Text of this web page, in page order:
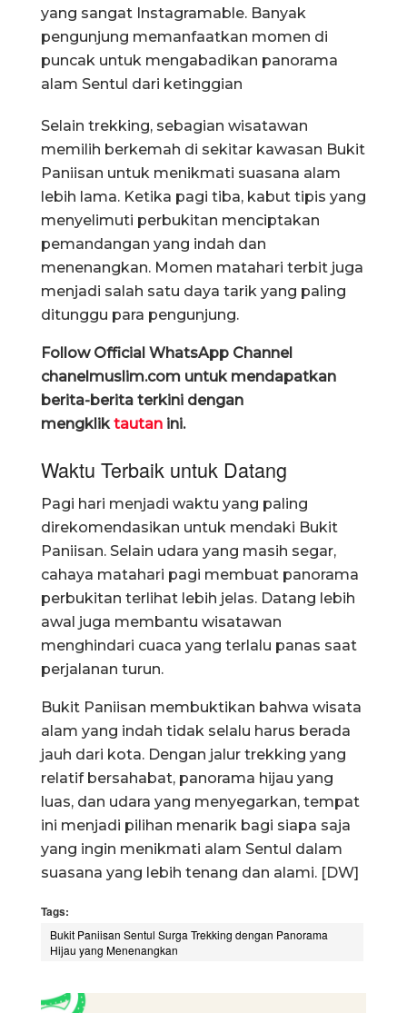
yang sangat Instagramable. Banyak
pengunjung memanfaatkan momen di
puncak untuk mengabadikan panorama
alam Sentul dari ketinggian
Selain trekking, sebagian wisatawan
memilih berkemah di sekitar kawasan Bukit
Paniisan untuk menikmati suasana alam
lebih lama. Ketika pagi tiba, kabut tipis yang
menyelimuti perbukitan menciptakan
pemandangan yang indah dan
menenangkan. Momen matahari terbit juga
menjadi salah satu daya tarik yang paling
ditunggu para pengunjung.
Follow Official WhatsApp Channel
chanelmuslim.com untuk mendapatkan
berita-berita terkini dengan
mengkliktautan ini.
Waktu Terbaik untuk Datang
Pagi hari menjadi waktu yang paling
direkomendasikan untuk mendaki Bukit
Paniisan. Selain udara yang masih segar,
cahaya matahari pagi membuat panorama
perbukitan terlihat lebih jelas. Datang lebih
awal juga membantu wisatawan
menghindari cuaca yang terlalu panas saat
perjalanan turun.
Bukit Paniisan membuktikan bahwa wisata
alam yang indah tidak selalu harus berada
jauh dari kota. Dengan jalur trekking yang
relatif bersahabat, panorama hijau yang
luas, dan udara yang menyegarkan, tempat
ini menjadi pilihan menarik bagi siapa saja
yang ingin menikmati alam Sentul dalam
suasana yang lebih tenang dan alami. [DW]
Tags:
Bukit Paniisan Sentul Surga Trekking dengan Panorama
Hijau yang Menenangkan